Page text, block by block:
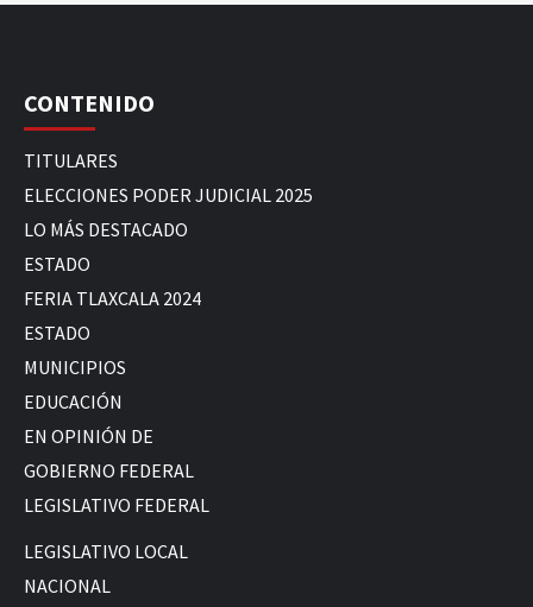
CONTENIDO
TITULARES
ELECCIONES PODER JUDICIAL 2025
LO MÁS DESTACADO
ESTADO
FERIA TLAXCALA 2024
ESTADO
MUNICIPIOS
EDUCACIÓN
EN OPINIÓN DE
GOBIERNO FEDERAL
LEGISLATIVO FEDERAL
LEGISLATIVO LOCAL
NACIONAL